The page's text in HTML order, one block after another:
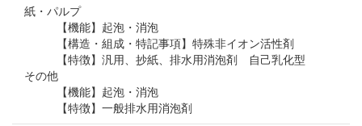
紙・パルプ
【機能】起泡・消泡
【構造・組成・特記事項】特殊非イオン活性剤
【特徴】汎用、抄紙、排水用消泡剤 自己乳化型
その他
【機能】起泡・消泡
【特徴】一般排水用消泡剤